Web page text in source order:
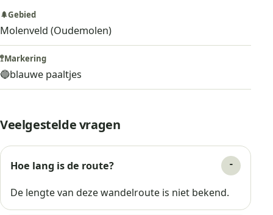
Veelgestelde vragen
Hoe lang is de route?
De lengte van deze wandelroute is niet bekend.
🌲Gebied
Molenveld (Oudemolen)
🚏Markering
🔵blauwe paaltjes